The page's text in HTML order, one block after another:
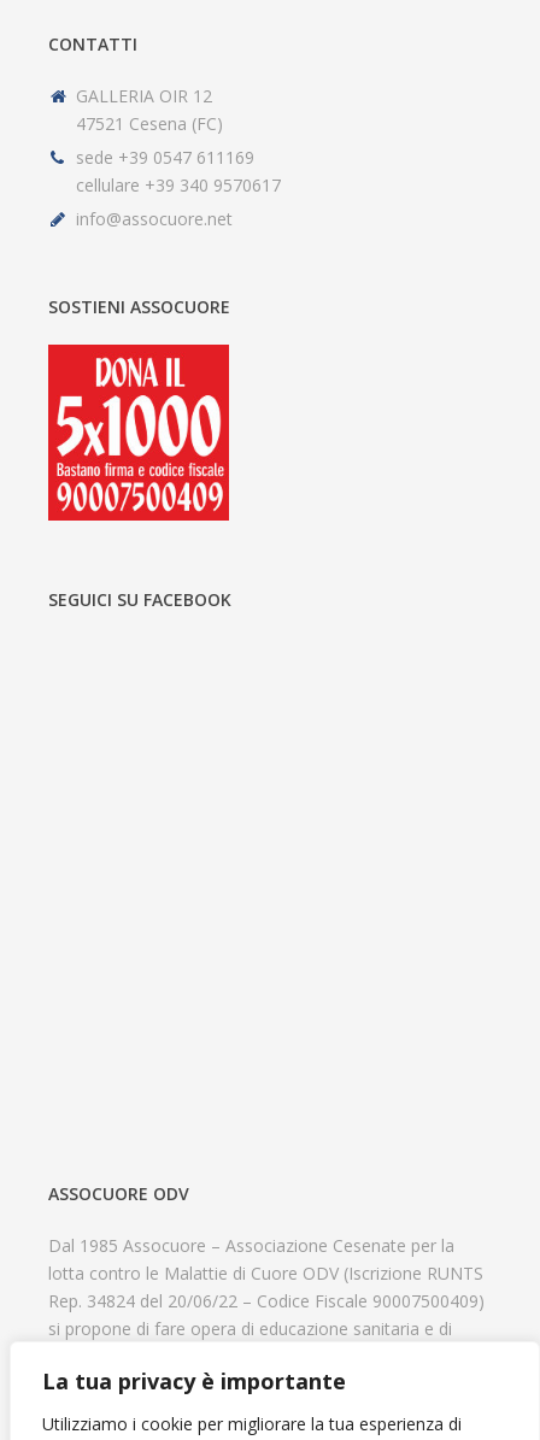
La tua privacy è importante
Utilizziamo i cookie per migliorare la tua esperienza di
CONTATTI
GALLERIA OIR 12
47521 Cesena (FC)
sede +39 0547 611169
cellulare +39 340 9570617
info@assocuore.net
SOSTIENI ASSOCUORE
SEGUICI SU FACEBOOK
ASSOCUORE ODV
Dal 1985 Assocuore – Associazione Cesenate per la
lotta contro le Malattie di Cuore ODV (Iscrizione RUNTS
Rep. 34824 del 20/06/22 – Codice Fiscale 90007500409)
si propone di fare opera di educazione sanitaria e di
psicofisico di tutti coloro che hanno un problema